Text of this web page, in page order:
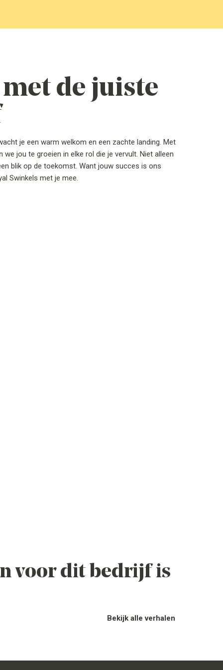
de juiste
je een warm welkom en een zachte landing. Met
we jou te groeien in elke rol die je vervult. Niet alleen
blik op de toekomst. Want jouw succes is ons
Swinkels met je mee.
voor dit bedrijf is
Bekijk alle verhalen